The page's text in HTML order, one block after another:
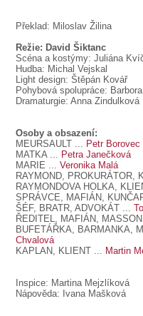
Překlad: Miloslav Žilina
Režie: David Šiktanc
Scéna a kostýmy: Juliána
Hudba: Michal Vejskal
Light design: Štěpán Kovář
Pohybová spolupráce:
Dramaturgie: Anna
Osoby a obsazení:
MEURSAULT
Petr Borovec
MATKA
Petra Janečková
MARIE ...Veronika Malá
RAYMOND, PROKURÁTOR,
RAYMONDOVA HOLKA,
SPRÁVCE, MAFIÁN,
ŠÉF, BRATR, ADVOKÁT
...
ŘEDITEL, MAFIÁN,
MASSON
BUFETÁŘKA, BARMANKA,
Chvalová
KAPLAN, KLIENT
Martin
Inspice: Martina Mejzlíková
Nápověda: Ivana Mašková